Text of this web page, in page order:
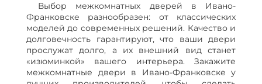
Выбор межкомнатных дверей в Ивано-
Франковске разнообразен: от классических
моделей до современных решений. Качество и
долговечность гарантируют, что ваши двери
прослужат долго, а их внешний вид станет
«изюминкой» вашего интерьера. Закажите
межкомнатные двери в Ивано-Франковске у